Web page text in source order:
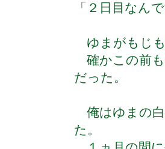
「２日目なん
ゆまがもじ
確かこの前も
だった。
俺はゆまの
た。